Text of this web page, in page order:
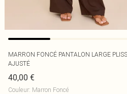
MARRON FONCÉ PANTALON LARGE
AJUSTÉ
40,00 €
Couleur: Marron Foncé